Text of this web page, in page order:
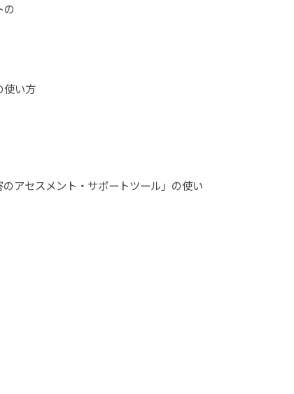
の
い方
アセスメント・サポートツール」の使い